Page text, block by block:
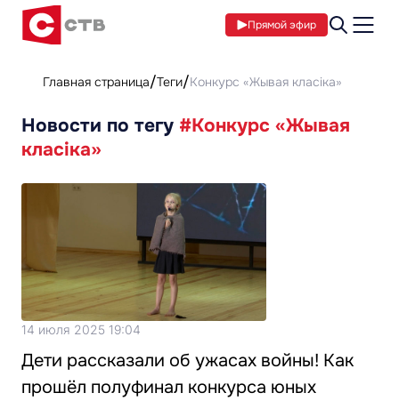
Прямой эфир
Главная страница Теги Конкурс «Жывая класіка»
Новости по тегу #Конкурс «Жывая
класіка»
14 июля 2025 19:04
Дети рассказали об ужасах войны! Как
прошёл полуфинал конкурса юных